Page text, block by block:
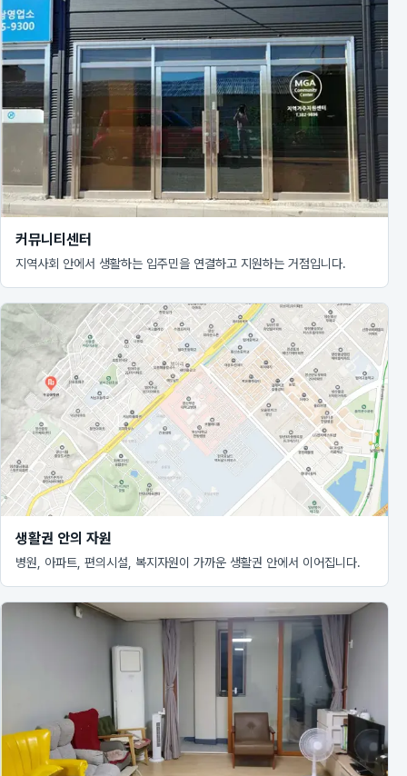
커뮤니티센터
지역사회 안에서 생활하는 입주민을 연결하고 지원하는 거점입니다.
생활권 안의 자원
병원, 아파트, 편의시설, 복지자원이 가까운 생활권 안에서 이어집니다.